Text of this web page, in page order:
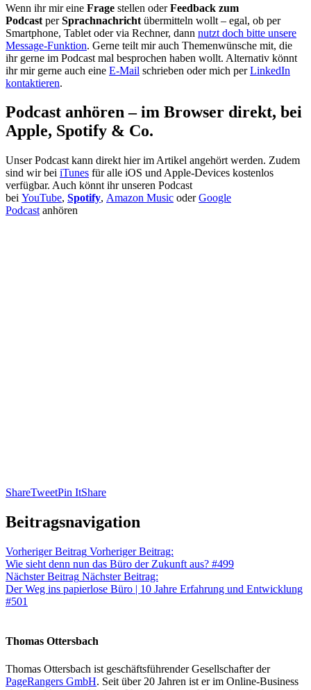
Wenn ihr mir eine Frage stellen oderFeedback zum
Podcast perSprachnachricht übermitteln wollt – egal, ob per
Smartphone, Tablet oder via Rechner, dann nutzt doch bitte unsere
Message-Funktion. Gerne teilt mir auch Themenwünsche mit, die
ihr gerne im Podcast mal besprochen haben wollt. Alternativ könnt
ihr mir gerne auch eine E-Mail schrieben oder mich perLinkedIn
kontaktieren.
Podcast anhören – im Browser direkt, bei
Apple, Spotify & Co.
Unser Podcast kann direkt hier im Artikel angehört werden. Zudem
sind wir bei iTunes für alle iOS und Apple-Devices kostenlos
verfügbar. Auch könnt ihr unseren Podcast
bei YouTube, Spotify, Amazon Music oderGoogle
Podcast anhören
ShareTweetPin ItShare
Beitragsnavigation
Vorheriger Beitrag Vorheriger Beitrag:
Wie sieht denn nun das Büro der Zukunft aus? #499
Nächster Beitrag Nächster Beitrag:
Der Weg ins papierlose Büro | 10 Jahre Erfahrung und Entwicklung
#501
Thomas Ottersbach
Thomas Ottersbach ist geschäftsführender Gesellschafter der
PageRangers GmbH. Seit über 20 Jahren ist er im Online-Business